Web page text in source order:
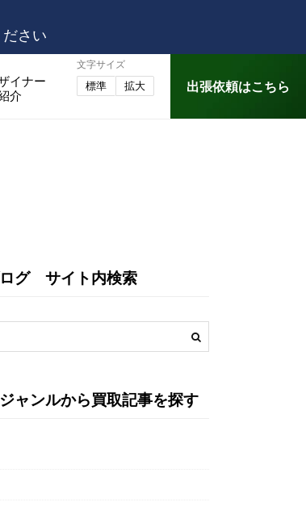
さい
イナー
介
文字サイズ
標準 拡大 出張依頼はこちら
グ サイト内検索
ャンルから買取記事を探す